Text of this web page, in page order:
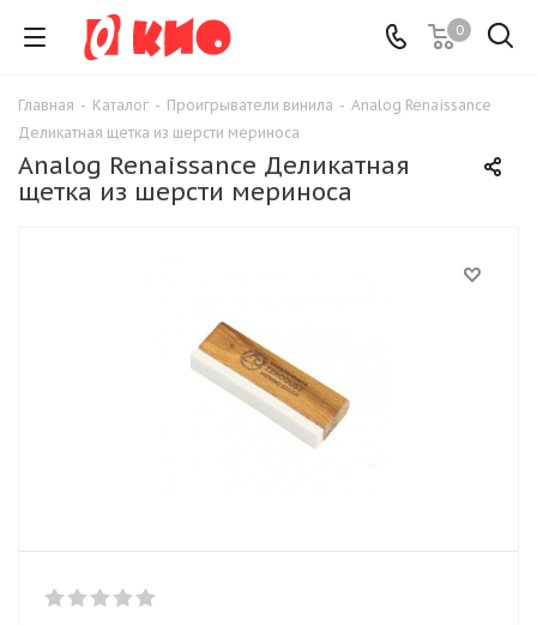
0
Главная - Каталог - Проигрыватели винила - Analog Renaissance
Деликатная щетка из шерсти мериноса
Analog Renaissance Деликатная
щетка из шерсти мериноса